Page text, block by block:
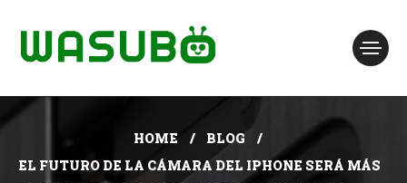
HOME
BLOG
EL FUTURO DE LA CÁMARA DEL IPHONE SERÁ MÁS